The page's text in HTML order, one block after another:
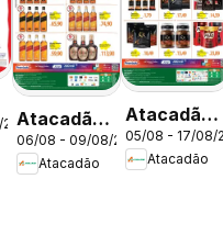
Atacadão
ofertas -
DF
06/08 - 09/08/2026
Atacadão
Atacadão
ofertas -
DF
05/08 - 17/08/
Atacadão